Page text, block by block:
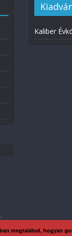
Kaliber
.
megtalálod, hogyan